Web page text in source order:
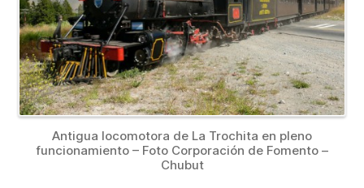
Antigua locomotora de La Trochita en pleno
funcionamiento – Foto Corporación de Fomento –
Chubut